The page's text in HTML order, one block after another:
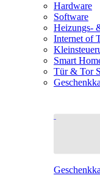
Hardware
Software
Heizungs-
Internet of
Smart
Tür & Tor